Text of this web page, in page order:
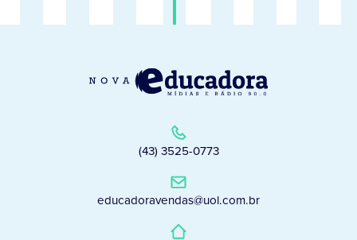
(43) 3525-0773
educadoravendas@uol.com.br